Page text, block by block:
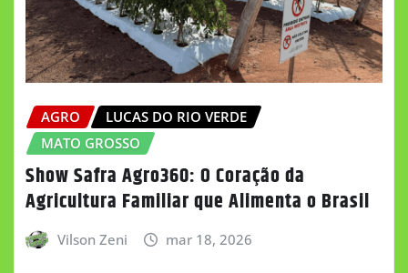
AGRO
LUCAS DO RIO VERDE
MATO GROSSO
Show Safra Agro360: O Coração da
Agricultura Familiar que Alimenta o Brasil
Vilson Zeni mar 18, 2026